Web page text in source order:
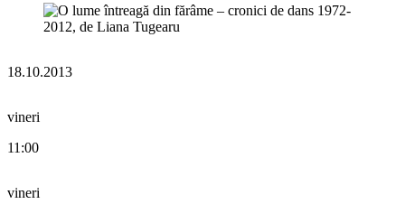
18.10.2013
vineri
11:00
vineri